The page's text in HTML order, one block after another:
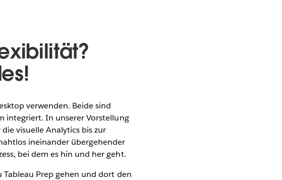
verwenden. Beide sind
integriert. In unserer Vorstellung
visuelle Analytics bis zur
ineinander übergehender
bei dem es hin und her geht.
Tableau Prep gehen und dort den